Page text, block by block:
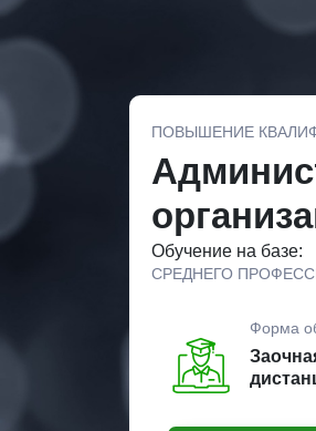
ПОВЫШЕНИЕ
Обучение на базе:
СРЕДНЕГО
Форма